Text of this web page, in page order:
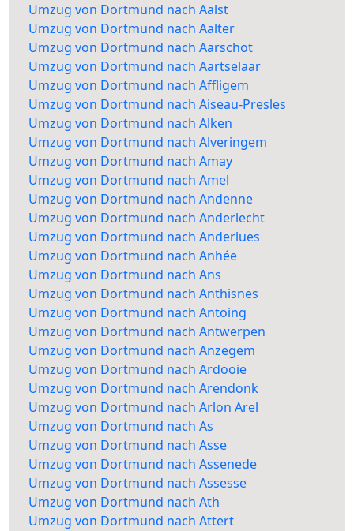
Umzug von Dortmund nach Aalst
Umzug von Dortmund nach Aalter
Umzug von Dortmund nach Aarschot
Umzug von Dortmund nach Aartselaar
Umzug von Dortmund nach Affligem
Umzug von Dortmund nach Aiseau-Presles
Umzug von Dortmund nach Alken
Umzug von Dortmund nach Alveringem
Umzug von Dortmund nach Amay
Umzug von Dortmund nach Amel
Umzug von Dortmund nach Andenne
Umzug von Dortmund nach Anderlecht
Umzug von Dortmund nach Anderlues
Umzug von Dortmund nach Anhée
Umzug von Dortmund nach Ans
Umzug von Dortmund nach Anthisnes
Umzug von Dortmund nach Antoing
Umzug von Dortmund nach Antwerpen
Umzug von Dortmund nach Anzegem
Umzug von Dortmund nach Ardooie
Umzug von Dortmund nach Arendonk
Umzug von Dortmund nach Arlon Arel
Umzug von Dortmund nach As
Umzug von Dortmund nach Asse
Umzug von Dortmund nach Assenede
Umzug von Dortmund nach Assesse
Umzug von Dortmund nach Ath
Umzug von Dortmund nach Attert